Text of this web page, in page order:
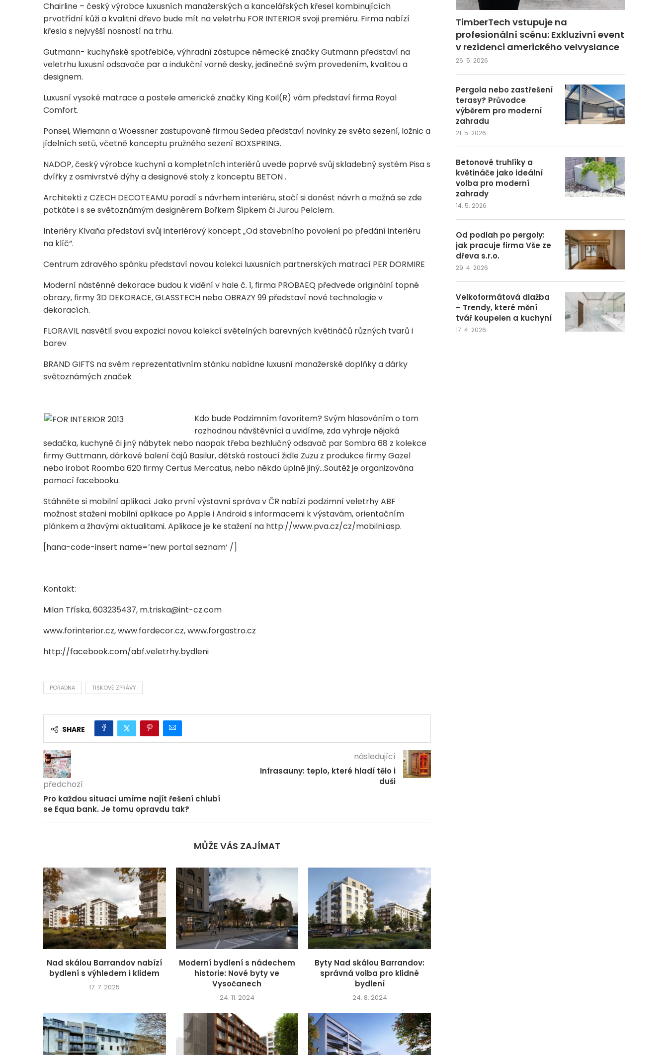
Chairline – český výrobce luxusních manažerských a kancelářských křesel kombinujících
prvotřídní kůži a kvalitní dřevo bude mít na veletrhu FOR INTERIOR svoji premiéru. Firma nabízí
křesla s nejvyšší nosností na trhu.
Gutmann- kuchyňské spotřebiče, výhradní zástupce německé značky Gutmann představí na
veletrhu luxusní odsavače par a indukční varné desky, jedinečné svým provedením, kvalitou a
designem.
Luxusní vysoké matrace a postele americké značky King Koil(R) vám představí firma Royal
Comfort.
Ponsel, Wiemann a Woessner zastupované firmou Sedea představí novinky ze světa sezení, ložnic a
jídelních setů, včetně konceptu pružného sezení BOXSPRING.
NADOP, český výrobce kuchyní a kompletních interiérů uvede poprvé svůj skladebný systém Pisa s
dvířky z osmivrstvé dýhy a designové stoly z konceptu BETON .
Architekti z CZECH DECOTEAMU poradí s návrhem interiéru, stačí si donést návrh a možná se zde
potkáte i s se světoznámým designérem Bořkem Šípkem či Jurou Pelclem.
Interiéry Klvaňa představí svůj interiérový koncept „Od stavebního povolení po předání interiéru
na klíč“.
Centrum zdravého spánku představí novou kolekci luxusních partnerských matrací PER DORMIRE
Moderní nástěnné dekorace budou k vidění v hale č. 1, firma PROBAEQ předvede originální topné
obrazy, firmy 3D DEKORACE, GLASSTECH nebo OBRAZY 99 představí nové technologie v
dekoracích.
FLORAVIL nasvětlí svou expozici novou kolekcí světelných barevných květináčů různých tvarů i
barev
BRAND GIFTS na svém reprezentativním stánku nabídne luxusní manažerské doplňky a dárky
světoznámých značek
Kdo bude Podzimním favoritem? Svým hlasováním o tom
rozhodnou návštěvníci a uvidíme, zda vyhraje nějaká
sedačka, kuchyně či jiný nábytek nebo naopak třeba bezhlučný odsavač par Sombra 68 z kolekce
firmy Guttmann, dárkové balení čajů Basilur, dětská rostoucí židle Zuzu z produkce firmy Gazel
nebo irobot Roomba 620 firmy Certus Mercatus, nebo někdo úplně jiný…Soutěž je organizována
pomocí facebooku.
Stáhněte si mobilní aplikaci: Jako první výstavní správa v ČR nabízí podzimní veletrhy ABF
možnost staženi mobilní aplikace po Apple i Android s informacemi k výstavám, orientačním
plánkem a žhavými aktualitami. Aplikace je ke stažení na http://www.pva.cz/cz/mobilni.asp.
[hana-code-insert name=’new portal seznam‘ /]
Kontakt:
Milan Tříska, 603235437, m.triska@int-cz.com
www.forinterior.cz, www.fordecor.cz, www.forgastro.cz
http://facebook.com/abf.veletrhy.bydleni
PORADNA TISKOVÉ ZPRÁVY
SHARE
předchozí
Pro každou situaci umíme najít řešení chlubí
se Equa bank. Je tomu opravdu tak?
následující
Infrasauny: teplo, které hladí tělo i
duši
MŮŽE VÁS ZAJÍMAT
Nad skálou Barrandov nabízí
bydlení s výhledem i klidem
17. 7. 2025
Moderní bydlení s nádechem
historie: Nové byty ve
Vysočanech
24. 11. 2024
Byty Nad skálou Barrandov:
správná volba pro klidné
bydlení
24. 8. 2024
TimberTech vstupuje na
profesionální scénu: Exkluzivní event
v rezidenci amerického velvyslance
26. 5. 2026
Pergola nebo zastřešení
terasy? Průvodce
výběrem pro moderní
zahradu
21. 5. 2026
Betonové truhlíky a
květináče jako ideální
volba pro moderní
zahrady
14. 5. 2026
Od podlah po pergoly:
jak pracuje firma Vše ze
dřeva s.r.o.
29. 4. 2026
Velkoformátová dlažba
– Trendy, které mění
tvář koupelen a kuchyní
17. 4. 2026